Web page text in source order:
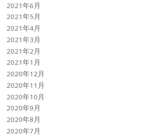
2021年6月
2021年5月
2021年4月
2021年3月
2021年2月
2021年1月
2020年12月
2020年11月
2020年10月
2020年9月
2020年8月
2020年7月